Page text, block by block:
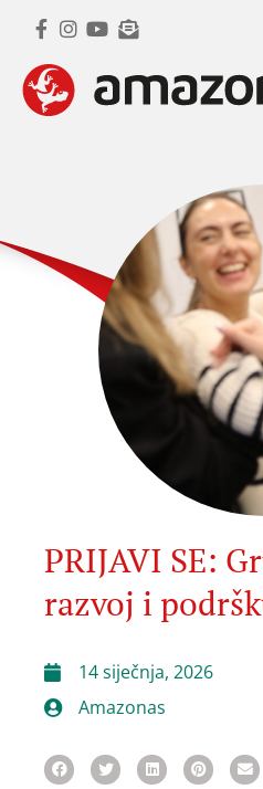
PRIJAVI SE:
razvoj i
14 siječnja, 2026
Amazonas